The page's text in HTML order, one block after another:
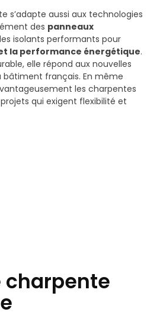
s’adapte aussi aux technologies
des panneaux
isolants performants pour
la performance énergétique.
elle répond aux nouvelles
français. En même
les charpentes
qui exigent flexibilité et
charpente